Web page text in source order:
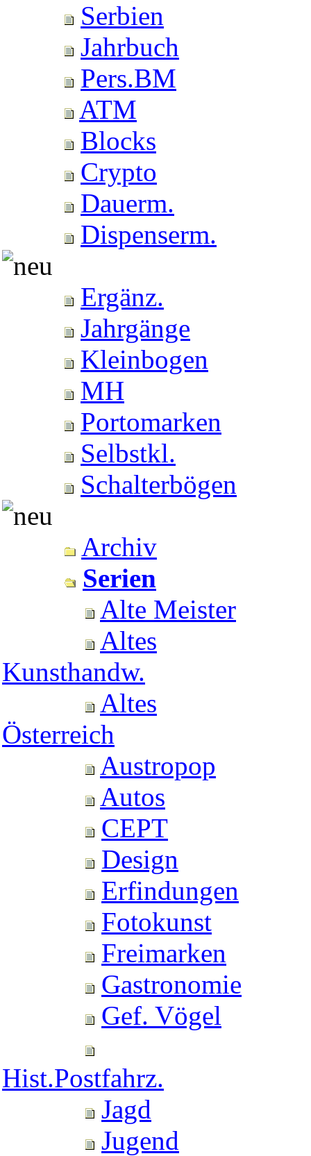
Serbien
Jahrbuch
Pers.BM
ATM
Blocks
Crypto
Dauerm.
Dispenserm.
Ergänz.
Jahrgänge
Kleinbogen
MH
Portomarken
Selbstkl.
Schalterbögen
Archiv
Serien
Alte Meister
Altes
Kunsthandw.
Altes
Österreich
Austropop
Autos
CEPT
Design
Erfindungen
Fotokunst
Freimarken
Gastronomie
Gef. Vögel
Hist.Postfahrz.
Jagd
Jugend